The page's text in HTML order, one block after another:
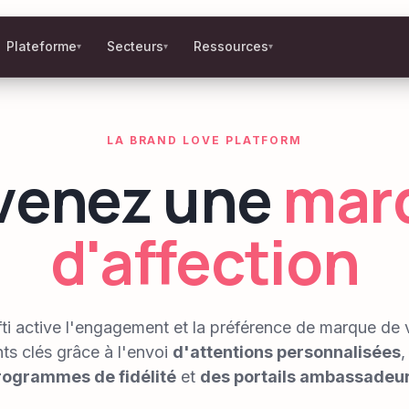
Plateforme▾ Secteurs▾ Ressources▾
LA BRAND LOVE PLATFORM
une
d'affection
active l'engagement et la préférence de marque de
clés grâce à l'envoi d'attentions personnalisées,
de fidélitéet des portails